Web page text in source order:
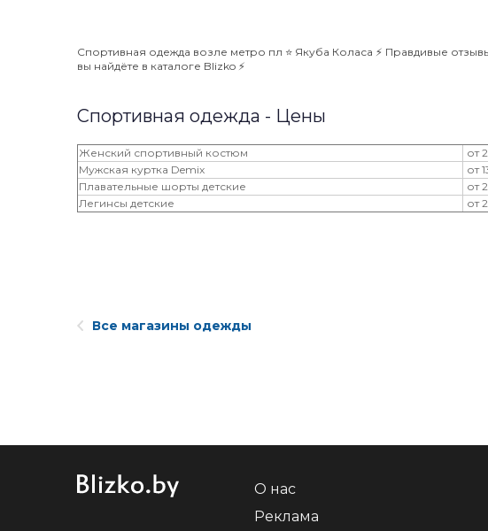
Спортивная одежда возле метро пл ⭐️ Якуба Коласа ⚡️ Правдивые
вы найдёте в каталоге Blizko ⚡️
Спортивная одежда - Цены
Женский спортивный костюм
от
Мужская куртка Demix
от
Плавательные шорты детские
от
Легинсы детские
от
Все магазины одежды
О нас
Реклама